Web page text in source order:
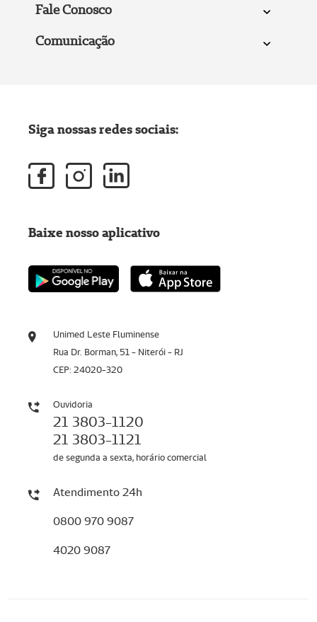
Fale Conosco
Comunicação
Unimed Leste Fluminense
Rua Dr. Borman, 51 - Niterói - RJ
CEP: 24020-320
Ouvidoria
21 3803-1120
21 3803-1121
de segunda a sexta, horário comercial
Atendimento 24h
0800 970 9087
4020 9087
Siga nossas redes sociais:
Baixe nosso aplicativo